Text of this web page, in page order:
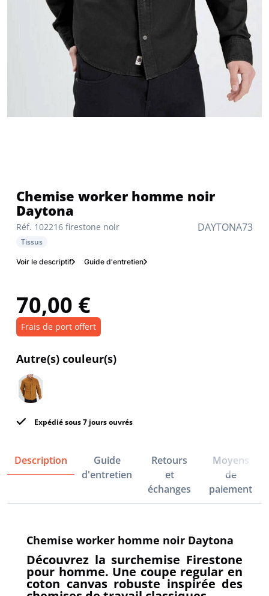
DAYTONA73
Réf. 102216 firestone noir
Chemise worker homme noir
Daytona
Tissus
Voir le descriptif Guide d'entretien
70,00 €
Frais de port offert
Autre(s) couleur(s)
Expédié sous 7 jours ouvrés
Description
Guide
d'entretien
Retours
et
échanges
Moyens
de
paiement
Chemise worker homme noir Daytona
Découvrez la surchemise Firestone
pour homme. Une coupe regular en
coton canvas robuste inspirée des